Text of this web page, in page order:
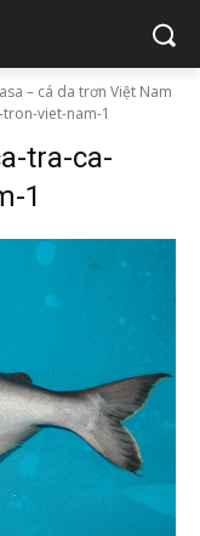
– cá da trơn Việt Nam
viet-nam-1
tra-ca-
1